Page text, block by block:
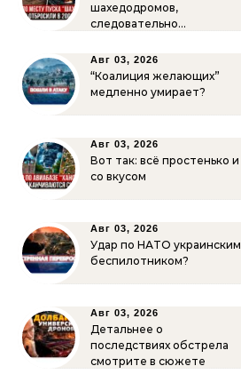
шахедодромов,
следовательно…
Авг 03, 2026
“Коалиция желающих”
медленно умирает?
Авг 03, 2026
Вот так: всё простенько и
со вкусом
Авг 03, 2026
Удар по НАТО украинским
беспилотником?
Авг 03, 2026
Детальнее о
последствиях обстрела
смотрите в сюжете